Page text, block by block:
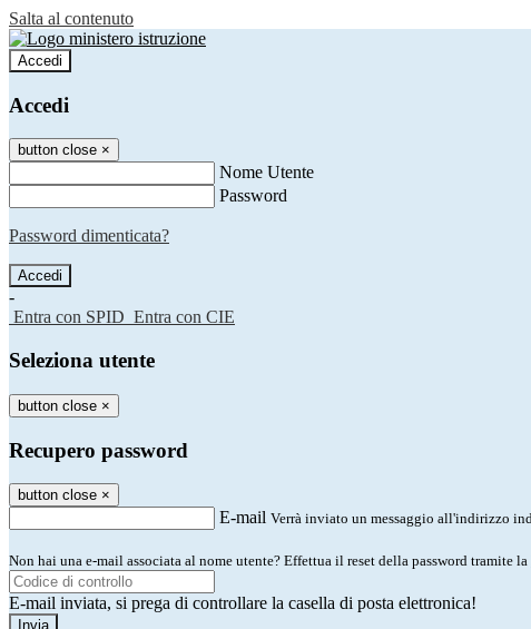
Salta al contenuto
Accedi
Accedi
button close ×
Nome Utente
Password
Password dimenticata?
-
Entra con SPID Entra con CIE
Seleziona utente
button close ×
Recupero password
button close ×
E-mail Verrà inviato un messaggio all'indirizzo
Non hai una e-mail associata al nome utente? Effettua il reset della password tramite la
E-mail inviata, si prega di controllare la casella di posta elettronica!